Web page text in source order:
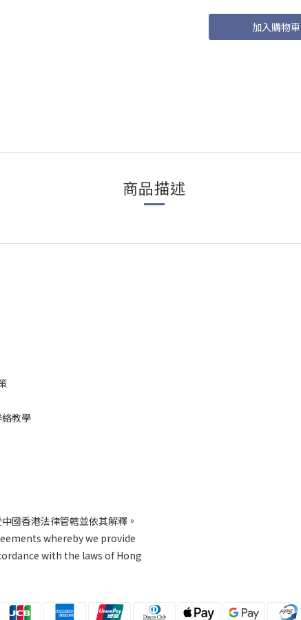
加入購物車
商品描述
教學
國香港法律管轄並依其解釋。
whereby we provide
with the laws of Hong